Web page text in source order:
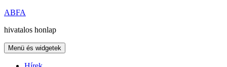
Kilépés
tartalomba
ABFA
hivatalos honlap
Menü és widgetek